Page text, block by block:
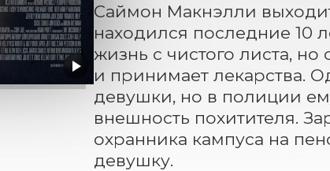
Саймон Макнэлли
находился последние 10
жизнь с чистого листа,
и принимает лекарства.
девушки, но в полиции
внешность похитителя.
охранника кампуса на
девушку.